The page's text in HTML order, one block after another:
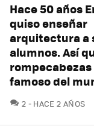
Hace 50 años
quiso enseñar
arquitectura a
alumnos. Así
famoso del
2 COMENTARIOS
HACE 2 AÑOS